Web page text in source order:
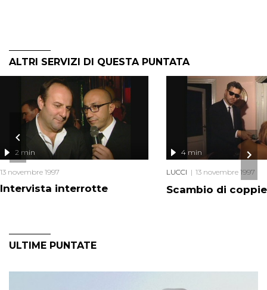
ALTRI SERVIZI DI QUESTA PUNTATA
Intervista interrotte
2 min
13 novembre 1997
Scambio di coppie
4 min
LUCCI 13 novembre 1997
ULTIME PUNTATE